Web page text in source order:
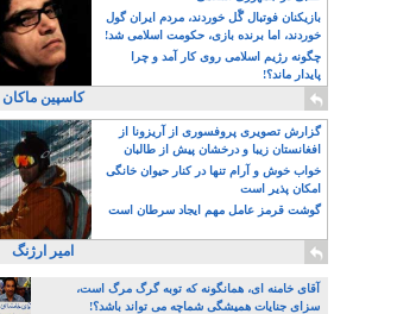
بازیکنان فوتبال گًل خوردند، مردم ایران گول
خوردند، اما برنده بازی، حکومت اسلامی شد!
چگونه رژیم اسلامی روی کار آمد و چرا
پایدار ماند؟!
کاسپین ماکان
گزارش تصویری پروفسوری از آریزونا از
افغانستان زیبا و درخشان پیش از طالبان
خواب خوش و آرام تنها در کنار حیوان خانگی
امکان پذیر است
گوشت قرمز عامل مهم ایجاد سرطان است
امیر ارژنگ
آقای خامنه ای، همانگونه که توبه گرگ مرگ است،
سزای جنایات همیشگی شماچه می تواند باشد؟!